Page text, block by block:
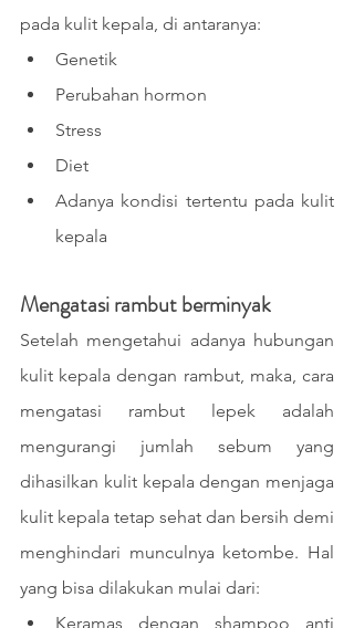
pada kulit kepala, di antaranya:
Genetik
Perubahan hormon
Stress
Diet
Adanya kondisi tertentu pada kulit
kepala
Mengatasi rambut berminyak
Setelah mengetahui adanya hubungan
kulit kepala dengan rambut, maka, cara
mengatasi rambut lepek adalah
mengurangi jumlah sebum yang
dihasilkan kulit kepala dengan menjaga
kulit kepala tetap sehat dan bersih demi
menghindari munculnya ketombe. Hal
yang bisa dilakukan mulai dari:
Keramas dengan shampoo anti